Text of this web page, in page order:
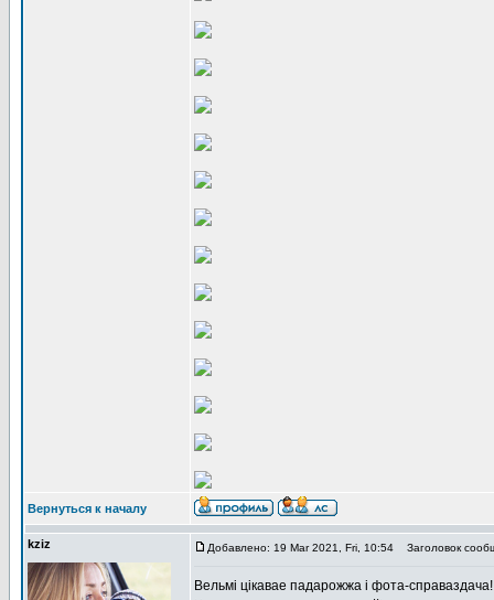
Вернуться к началу
kziz Добавлено: 19 Mar 2021, Fri, 10:54 Заголовок
Вельмі цікавае падарожжа і фота-